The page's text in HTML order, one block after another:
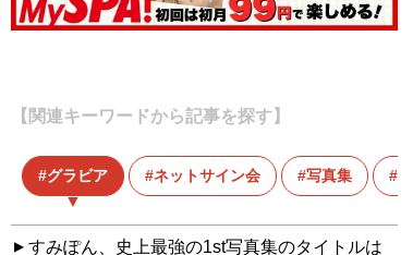
【関連キーワードから記事を探す】
グラビア ネットサイン会 写真集
すみぽん、史上最強の1st写真集のタイトルは